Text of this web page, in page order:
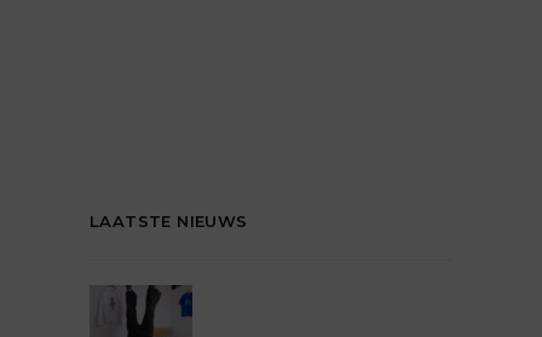
LAATSTE NIEUWS